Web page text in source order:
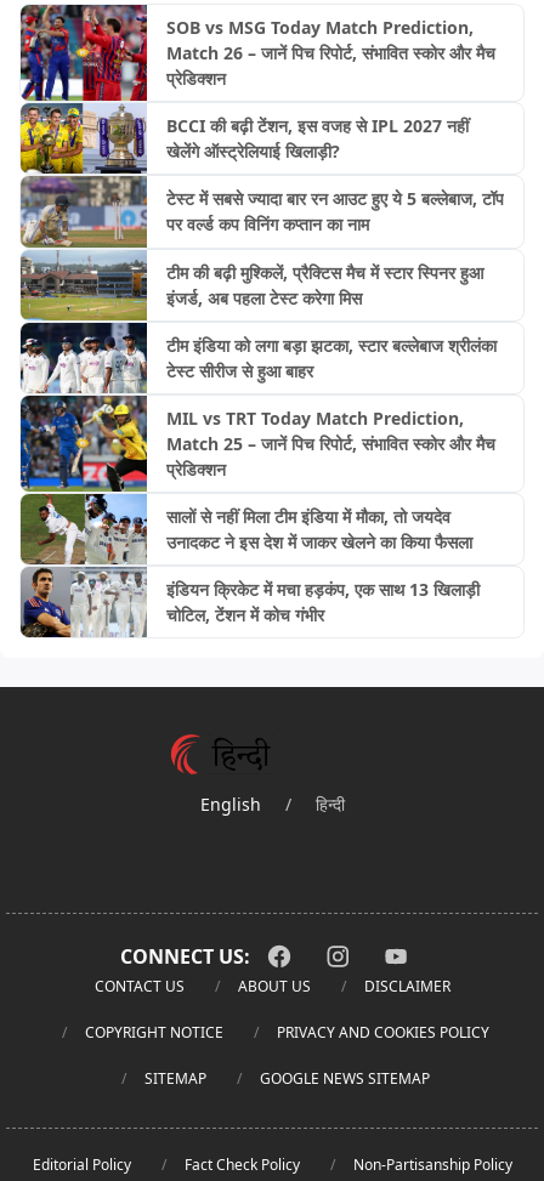
SOB vs MSG Today Match Prediction,
Match 26 – जानें पिच रिपोर्ट, संभावित स्कोर और मैच
प्रेडिक्शन
BCCI की बढ़ी टेंशन, इस वजह से IPL 2027 नहीं
खेलेंगे ऑस्ट्रेलियाई खिलाड़ी?
टेस्ट में सबसे ज्यादा बार रन आउट हुए ये 5 बल्लेबाज, टॉप
पर वर्ल्ड कप विनिंग कप्तान का नाम
टीम की बढ़ी मुश्किलें, प्रैक्टिस मैच में स्टार स्पिनर हुआ
इंजर्ड, अब पहला टेस्ट करेगा मिस
टीम इंडिया को लगा बड़ा झटका, स्टार बल्लेबाज श्रीलंका
टेस्ट सीरीज से हुआ बाहर
MIL vs TRT Today Match Prediction,
Match 25 – जानें पिच रिपोर्ट, संभावित स्कोर और मैच
प्रेडिक्शन
सालों से नहीं मिला टीम इंडिया में मौका, तो जयदेव
उनादकट ने इस देश में जाकर खेलने का किया फैसला
इंडियन क्रिकेट में मचा हड़कंप, एक साथ 13 खिलाड़ी
चोटिल, टेंशन में कोच गंभीर
English / हिन्दी
CONNECT US:
CONTACT US ABOUT US DISCLAIMER
COPYRIGHT NOTICE PRIVACY AND COOKIES POLICY
SITEMAP GOOGLE NEWS SITEMAP
Editorial Policy Fact Check Policy Non-Partisanship Policy